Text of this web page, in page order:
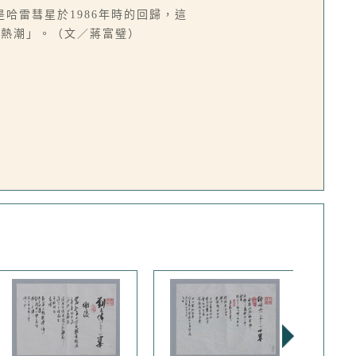
雷彗星於1986年時的回歸，這
潮」。（文／蔣富璧）